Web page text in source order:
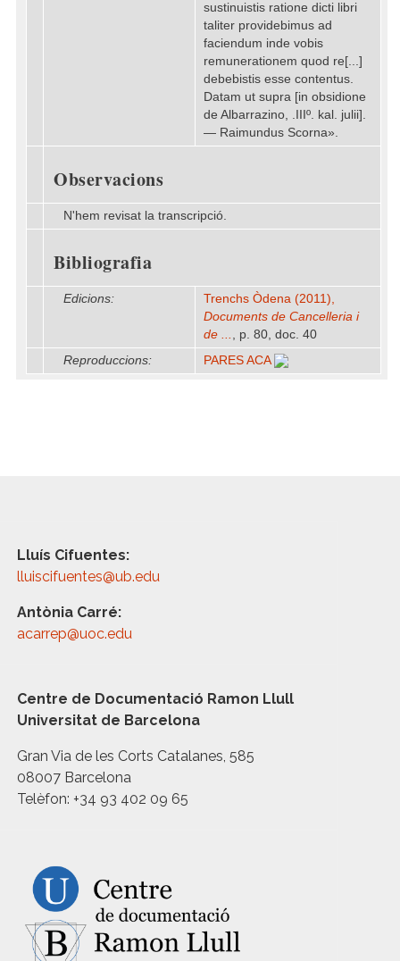
sustinuistis ratione dicti libri
taliter providebimus ad
faciendum inde vobis
remunerationem quod re[...]
debebistis esse contentus.
Datam ut supra [in obsidione
de Albarrazino, .IIIº. kal. julii].
— Raimundus Scorna».
Observacions
N'hem revisat la transcripció.
Bibliografia
Edicions:
Trenchs Òdena (2011),
Documents de Cancelleria i
de ... , p. 80, doc. 40
Reproduccions:
PARES ACA
Lluís Cifuentes:
lluiscifuentes@ub.edu
Antònia Carré:
acarrep@uoc.edu
Centre de Documentació Ramon Llull
Universitat de Barcelona
Gran Via de les Corts Catalanes, 585
08007 Barcelona
Telèfon: +34 93 402 09 65